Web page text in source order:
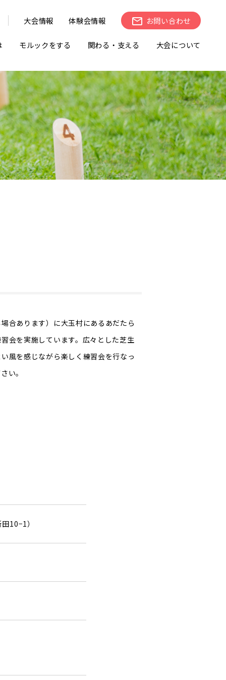
大会情報 体験会情報 お問い合わせ
モルックをする 関わる・支える 大会について
合あります）に大玉村にあるあだたら
会を実施しています。広々とした芝生
風を感じながら楽しく練習会を行なっ
い。
10−1）